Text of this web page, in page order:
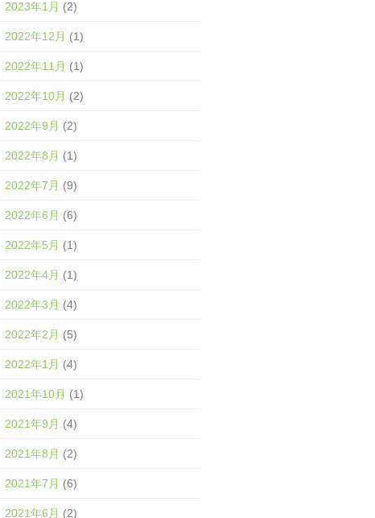
2023年1月 (2)
2022年12月 (1)
2022年11月 (1)
2022年10月 (2)
2022年9月 (2)
2022年8月 (1)
2022年7月 (9)
2022年6月 (6)
2022年5月 (1)
2022年4月 (1)
2022年3月 (4)
2022年2月 (5)
2022年1月 (4)
2021年10月 (1)
2021年9月 (4)
2021年8月 (2)
2021年7月 (6)
2021年6月 (2)